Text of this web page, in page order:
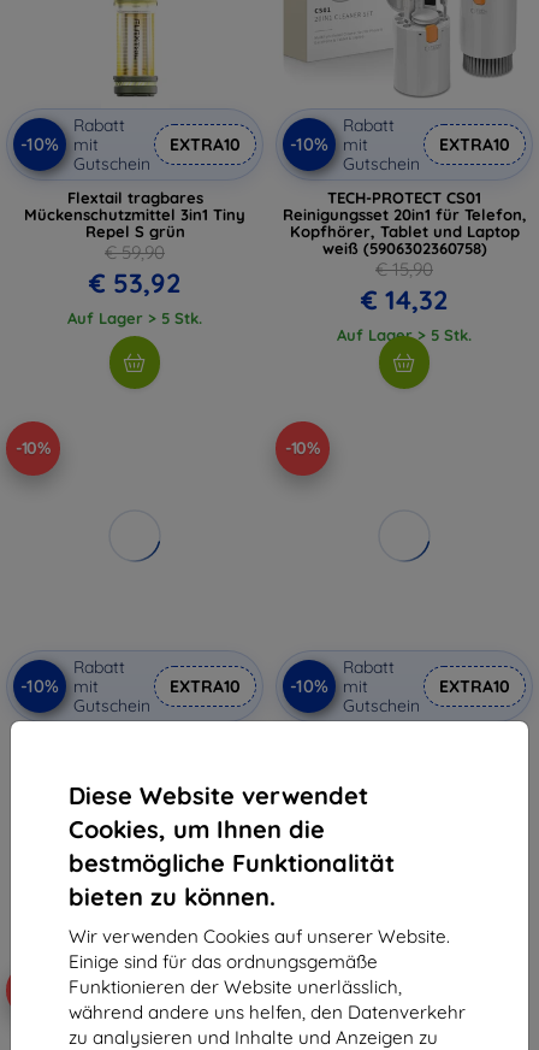
Diese Website verwendet
Cookies, um Ihnen die
bestmögliche Funktionalität
bieten zu können.
Wir verwenden Cookies auf unserer Website.
Einige sind für das ordnungsgemäße
Funktionieren der Website unerlässlich,
während andere uns helfen, den Datenverkehr
zu analysieren und Inhalte und Anzeigen zu
-10%
Rabatt
mit
Gutschein
EXTRA10
Flextail tragbares
Mückenschutzmittel 3in1 Tiny
Repel S grün
€ 59,90
€ 53,92
Auf Lager > 5 Stk.
-10%
Rabatt
mit
Gutschein
EXTRA10
TECH-PROTECT CS01
Reinigungsset 20in1 für Telefon,
Kopfhörer, Tablet und Laptop
weiß (5906302360758)
€ 15,90
€ 14,32
Auf Lager > 5 Stk.
-10%
-10%
Rabatt
mit
Gutschein
EXTRA10
€ 22,90
€ 20,60
Auf Lager > 5 Stk.
-10%
-10%
Rabatt
mit
Gutschein
EXTRA10
€ 35,92
-10%